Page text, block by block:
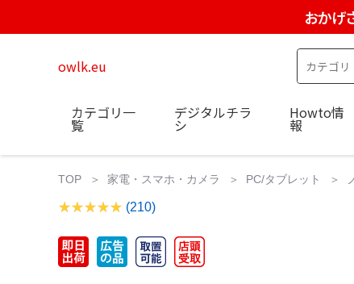
おかげ
owlk.eu
カテゴリ一
覧
デジタルチラ
シ
Howto情
報
TOP 家電・スマホ・カメラ PC/タブレット
(210)